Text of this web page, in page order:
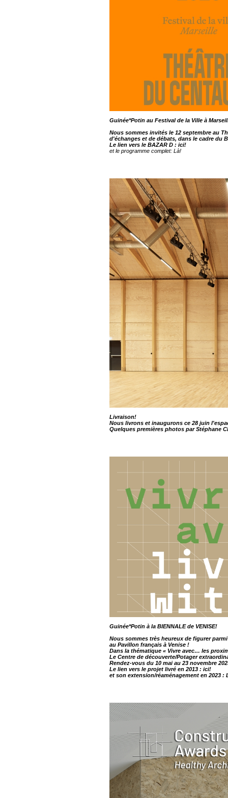
Guinée*Potin au Festival de la Ville à
Nous sommes invités le 12 septembre au
d'échanges et de débats, dans le cadre du
Le lien vers le BAZAR D : ici!
et le programme complet: Là!
Livraison!
Nous livrons et inaugurons ce 28 juin
Quelques premières photos par Stéphane
Guinée*Potin à la BIENNALE de VENISE!
Nous sommes très heureux de figurer
au Pavillon français à Venise !
Dans la thématique « Vivre avec… les
Le Centre de découverte/Potager
Rendez-vous du 10 mai au 23 novembre
Le lien vers le projet livré en 2013 : ici!
et son extension/réaménagement en 2023 :